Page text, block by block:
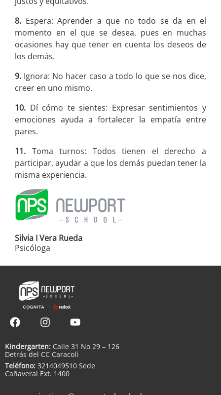
8. Espera: Aprender a que no todo se da en el
momento en el que se desea, pues en muchas
ocasiones hay que tener en cuenta los deseos de
los demás.
9. Ignora: No hacer caso a todo lo que se nos dice,
creer en uno mismo.
10. Dí cómo te sientes: Expresar sentimientos y
emociones ayuda a fortalecer la empatía entre
pares.
11. Toma turnos: Todos tienen el derecho a
participar, ayudar a que los demás puedan tener la
misma experiencia.
Silvia I Vera Rueda
Psicóloga
Kindergarten: Calle 31 No 29 – 126
Detrás del CC Caracolí
Teléfono: 3214049510 Sede
Cañaveral Ext. 1400